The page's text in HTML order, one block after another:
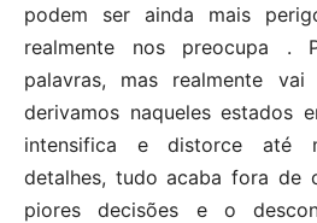
podem ser ainda mais
realmente nos preocupa .
palavras, mas realmente vai
derivamos naqueles estados
intensifica e distorce até
detalhes, tudo acaba fora de
piores decisões e o